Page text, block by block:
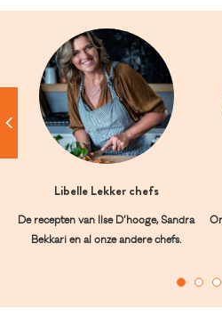
Libelle Lekker chefs
De recepten van Ilse D’hooge, Sandra
Bekkari en al onze andere chefs.